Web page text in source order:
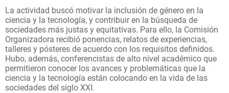
La actividad buscó motivar la inclusión de género en la
ciencia y la tecnología, y contribuir en la búsqueda de
sociedades más justas y equitativas. Para ello, la Comisión
Organizadora recibió ponencias, relatos de experiencias,
talleres y pósteres de acuerdo con los requisitos definidos.
Hubo, además, conferencistas de alto nivel académico que
permitieron conocer los avances y problemáticas que la
ciencia y la tecnología están colocando en la vida de las
sociedades del siglo XXI.